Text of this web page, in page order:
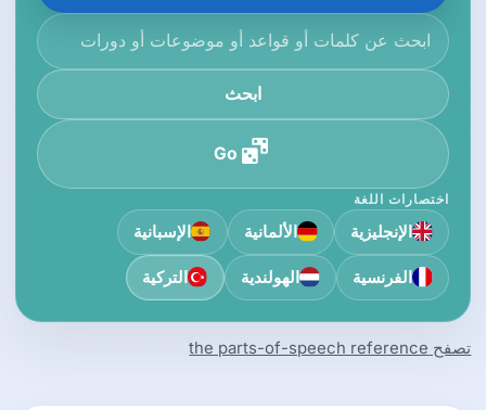
ابحث في قاعدة المعرفة
ابحث
Go
اختصارات اللغة
الإنجليزية الألمانية الإسبانية
الفرنسية الهولندية التركية
تصفح the parts-of-speech reference